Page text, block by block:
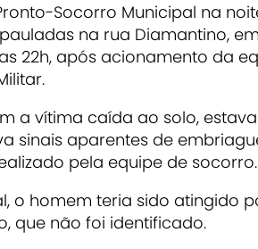
Socorro Municipal na
na rua Diamantino, em
22h, após acionamento da
a vítima caída ao solo, estava
sinais aparentes de
pela equipe de socorro.
o homem teria sido atingido
que não foi identificado.